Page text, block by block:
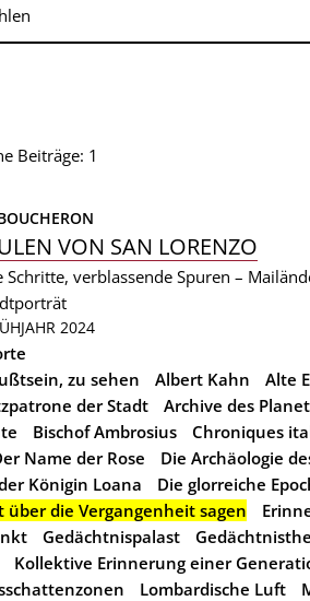
Beiträge: 1
VON SAN LORENZO
Schritte, verblassende Spuren –
2024
zu sehen
Albert Kahn Alte
der Stadt
Archive des
Bischof Ambrosius Chroniques
Name der Rose Die Archäologie
Königin Loana
Die glorreiche
über die Vergangenheit sagen
Gedächtnispalast
Kollektive Erinnerung einer
Lombardische Luft